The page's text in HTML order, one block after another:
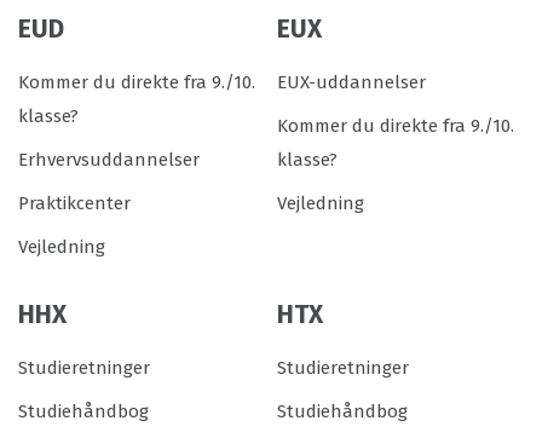
EUD
Kommer du direkte fra 9./10.
klasse?
Erhvervsuddannelser
Praktikcenter
Vejledning
EUX
EUX-uddannelser
Kommer du direkte fra 9./10.
klasse?
Vejledning
HHX
Studieretninger
Studiehåndbog
HTX
Studieretninger
Studiehåndbog